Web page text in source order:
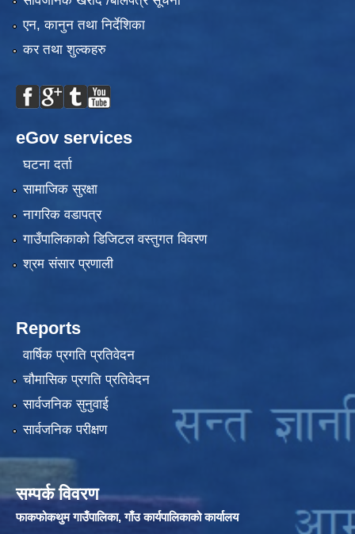
एन, कानुन तथा निर्देशिका
कर तथा शुल्कहरु
eGov services
घटना दर्ता
सामाजिक सुरक्षा
नागरिक वडापत्र
गाउँपालिकाको डिजिटल वस्तुगत विवरण
श्रम संसार प्रणाली
Reports
वार्षिक प्रगति प्रतिवेदन
चौमासिक प्रगति प्रतिवेदन
सार्वजनिक सुनुवाई
सार्वजनिक परीक्षण
सम्पर्क विवरण
फाकफोकथुम गाउँपालिका, गाँउ कार्यपालिकाको कार्यालय